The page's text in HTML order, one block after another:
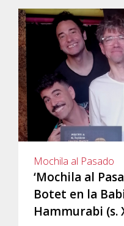
Mochila al Pasado
‘Mochila al
Botet en la
Hammurabi (s.